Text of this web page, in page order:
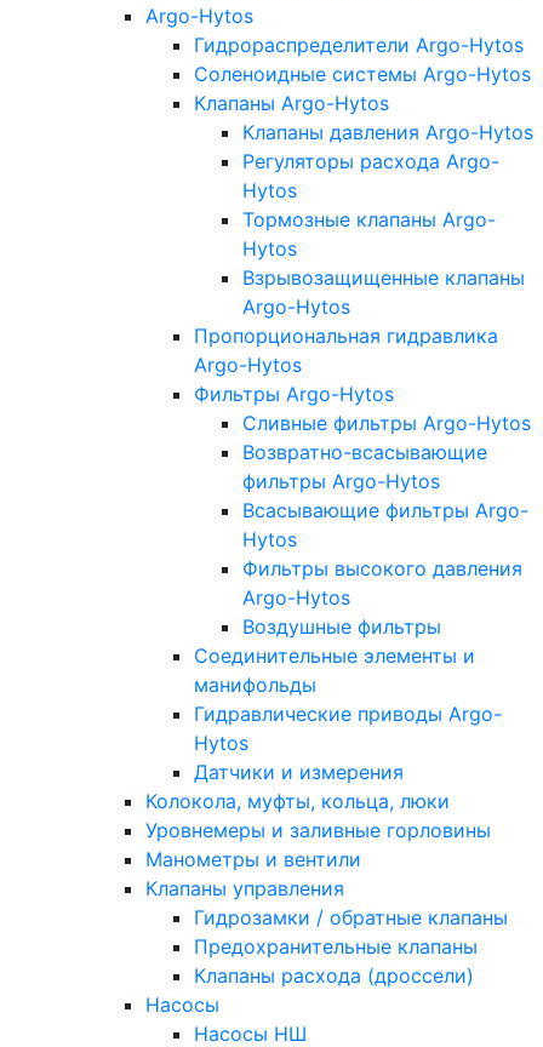
Argo-Hytos
Гидрораспределители Argo-Hytos
Соленоидные системы Argo-Hytos
Клапаны Argo-Hytos
Клапаны давления Argo-Hytos
Регуляторы расхода Argo-
Hytos
Тормозные клапаны Argo-
Hytos
Взрывозащищенные клапаны
Argo-Hytos
Пропорциональная гидравлика
Argo-Hytos
Фильтры Argo-Hytos
Сливные фильтры Argo-Hytos
Возвратно-всасывающие
фильтры Argo-Hytos
Всасывающие фильтры Argo-
Hytos
Фильтры высокого давления
Argo-Hytos
Воздушные фильтры
Соединительные элементы и
манифольды
Гидравлические приводы Argo-
Hytos
Датчики и измерения
Колокола, муфты, кольца, люки
Уровнемеры и заливные горловины
Манометры и вентили
Клапаны управления
Гидрозамки / обратные клапаны
Предохранительные клапаны
Клапаны расхода (дроссели)
Насосы
Насосы НШ